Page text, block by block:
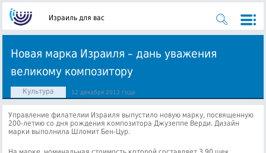
Израиль для вас
Новая марка Израиля – дань уважения
великому композитору
Культура 12 декабря 2013 года
Управление филателии Израиля выпустило новую марку, посвященную
200-летию со дня рождения композитора Джузеппе Верди. Дизайн
марки выполнила Шломит Бен-Цур.